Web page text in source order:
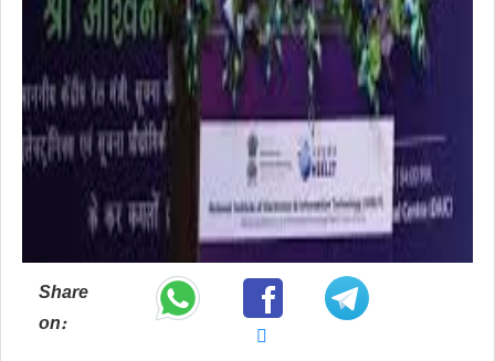
Share
on: